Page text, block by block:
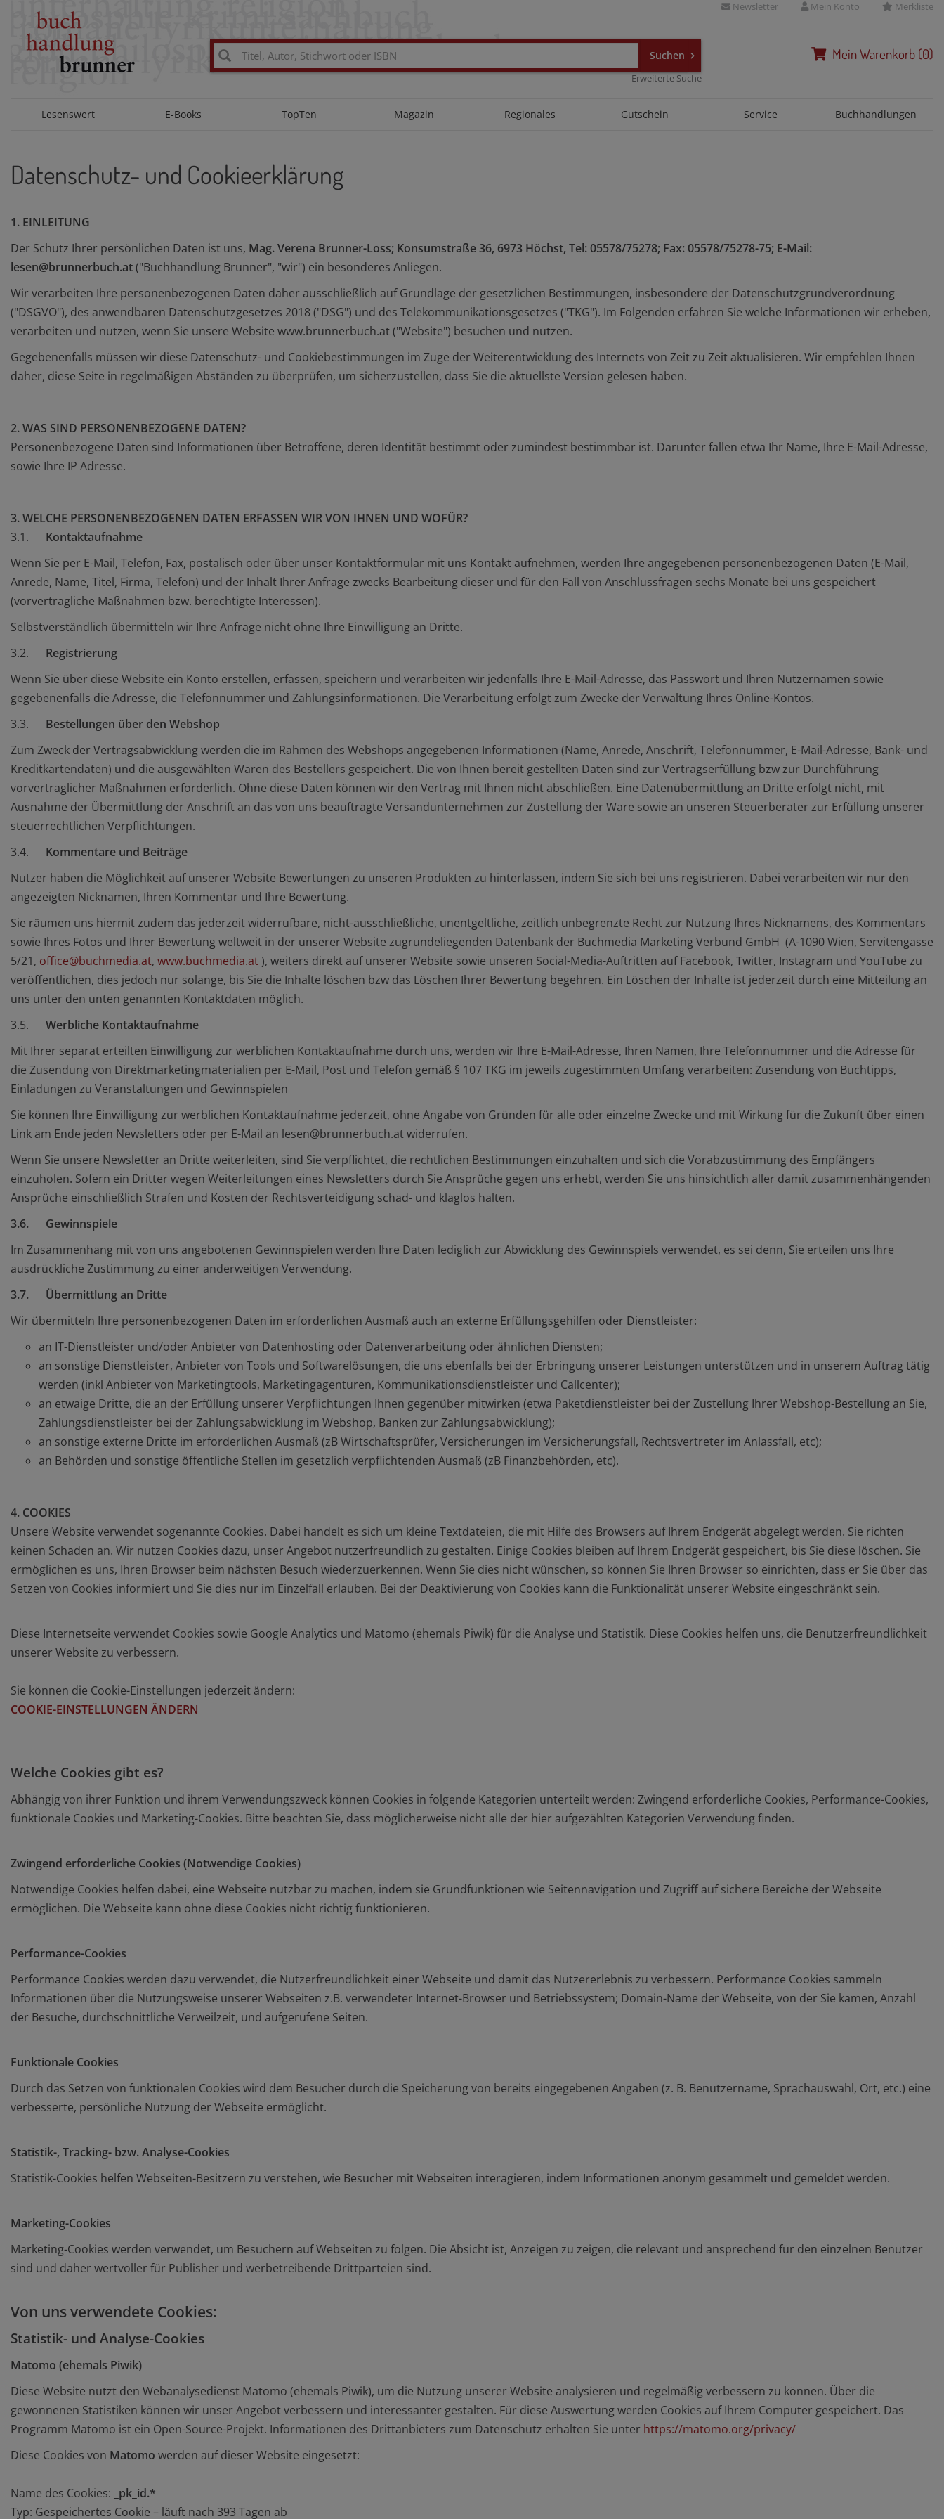
Newsletter Mein Konto Merkliste
Erweiterte Suche
MeinWarenkorb (0)
Lesenswert E-Books TopTen Magazin Regionales Gutschein Service Buchhandlungen
Datenschutz- und Cookieerklärung
1. EINLEITUNG
Der Schutz Ihrer persönlichen Daten ist uns, Mag. Verena Brunner-Loss; Konsumstraße 36, 6973 Höchst, Tel: 05578/75278; Fax: 05578/75278-75; E-Mail:
lesen@brunnerbuch.at("Buchhandlung Brunner", "wir") ein besonderes Anliegen.
Wir verarbeiten Ihre personenbezogenen Daten daher ausschließlich auf Grundlage der gesetzlichen Bestimmungen, insbesondere der Datenschutzgrundverordnung
("DSGVO"), des anwendbaren Datenschutzgesetzes 2018 ("DSG") und des Telekommunikationsgesetzes ("TKG"). Im Folgenden erfahren Sie welche Informationen wir erheben,
verarbeiten und nutzen, wenn Sie unsere Website www.brunnerbuch.at ("Website") besuchen und nutzen.
Gegebenenfalls müssen wir diese Datenschutz- und Cookiebestimmungen im Zuge der Weiterentwicklung des Internets von Zeit zu Zeit aktualisieren. Wir empfehlen Ihnen
daher, diese Seite in regelmäßigen Abständen zu überprüfen, um sicherzustellen, dass Sie die aktuellste Version gelesen haben.
2. WAS SIND PERSONENBEZOGENE DATEN?
Personenbezogene Daten sind Informationen über Betroffene, deren Identität bestimmt oder zumindest bestimmbar ist. Darunter fallen etwa Ihr Name, Ihre E-Mail-Adresse,
sowie Ihre IP Adresse.
3. WELCHE PERSONENBEZOGENEN DATEN ERFASSEN WIR VON IHNEN UND WOFÜR?
3.1. Kontaktaufnahme
Wenn Sie per E-Mail, Telefon, Fax, postalisch oder über unser Kontaktformular mit uns Kontakt aufnehmen, werden Ihre angegebenen personenbezogenen Daten (E-Mail,
Anrede, Name, Titel, Firma, Telefon) und der Inhalt Ihrer Anfrage zwecks Bearbeitung dieser und für den Fall von Anschlussfragen sechs Monate bei uns gespeichert
(vorvertragliche Maßnahmen bzw. berechtigte Interessen).
Selbstverständlich übermitteln wir Ihre Anfrage nicht ohne Ihre Einwilligung an Dritte.
3.2. Registrierung
Wenn Sie über diese Website ein Konto erstellen, erfassen, speichern und verarbeiten wir jedenfalls Ihre E-Mail-Adresse, das Passwort und Ihren Nutzernamen sowie
gegebenenfalls die Adresse, die Telefonnummer und Zahlungsinformationen. Die Verarbeitung erfolgt zum Zwecke der Verwaltung Ihres Online-Kontos.
3.3. Bestellungen über den Webshop
Zum Zweck der Vertragsabwicklung werden die im Rahmen des Webshops angegebenen Informationen (Name, Anrede, Anschrift, Telefonnummer, E-Mail-Adresse, Bank- und
Kreditkartendaten) und die ausgewählten Waren des Bestellers gespeichert. Die von Ihnen bereit gestellten Daten sind zur Vertragserfüllung bzw zur Durchführung
vorvertraglicher Maßnahmen erforderlich. Ohne diese Daten können wir den Vertrag mit Ihnen nicht abschließen. Eine Datenübermittlung an Dritte erfolgt nicht, mit
Ausnahme der Übermittlung der Anschrift an das von uns beauftragte Versandunternehmen zur Zustellung der Ware sowie an unseren Steuerberater zur Erfüllung unserer
steuerrechtlichen Verpflichtungen.
3.4. Kommentare und Beiträge
Nutzer haben die Möglichkeit auf unserer Website Bewertungen zu unseren Produkten zu hinterlassen, indem Sie sich bei uns registrieren. Dabei verarbeiten wir nur den
angezeigten Nicknamen, Ihren Kommentar und Ihre Bewertung.
Sie räumen uns hiermit zudem das jederzeit widerrufbare, nicht-ausschließliche, unentgeltliche, zeitlich unbegrenzte Recht zur Nutzung Ihres Nicknamens, des Kommentars
sowie Ihres Fotos und Ihrer Bewertung weltweit in der unserer Website zugrundeliegenden Datenbank der Buchmedia Marketing Verbund GmbH (A-1090 Wien, Servitengasse
5/21, office@buchmedia.at, www.buchmedia.at ), weiters direkt auf unserer Website sowie unseren Social-Media-Auftritten auf Facebook, Twitter, Instagram und YouTube zu
veröffentlichen, dies jedoch nur solange, bis Sie die Inhalte löschen bzw das Löschen Ihrer Bewertung begehren. Ein Löschen der Inhalte ist jederzeit durch eine Mitteilung an
uns unter den unten genannten Kontaktdaten möglich.
3.5. Werbliche Kontaktaufnahme
Mit Ihrer separat erteilten Einwilligung zur werblichen Kontaktaufnahme durch uns, werden wir Ihre E-Mail-Adresse, Ihren Namen, Ihre Telefonnummer und die Adresse für
die Zusendung von Direktmarketingmaterialien per E-Mail, Post und Telefon gemäß § 107 TKG im jeweils zugestimmten Umfang verarbeiten: Zusendung von Buchtipps,
Einladungen zu Veranstaltungen und Gewinnspielen
Sie können Ihre Einwilligung zur werblichen Kontaktaufnahme jederzeit, ohne Angabe von Gründen für alle oder einzelne Zwecke und mit Wirkung für die Zukunft über einen
Link am Ende jeden Newsletters oder per E-Mail an lesen@brunnerbuch.at widerrufen.
Wenn Sie unsere Newsletter an Dritte weiterleiten, sind Sie verpflichtet, die rechtlichen Bestimmungen einzuhalten und sich die Vorabzustimmung des Empfängers
einzuholen. Sofern ein Dritter wegen Weiterleitungen eines Newsletters durch Sie Ansprüche gegen uns erhebt, werden Sie uns hinsichtlich aller damit zusammenhängenden
Ansprüche einschließlich Strafen und Kosten der Rechtsverteidigung schad- und klaglos halten.
3.6. Gewinnspiele
Im Zusammenhang mit von uns angebotenen Gewinnspielen werden Ihre Daten lediglich zur Abwicklung des Gewinnspiels verwendet, es sei denn, Sie erteilen uns Ihre
ausdrückliche Zustimmung zu einer anderweitigen Verwendung.
3.7. Übermittlung an Dritte
Wir übermitteln Ihre personenbezogenen Daten im erforderlichen Ausmaß auch an externe Erfüllungsgehilfen oder Dienstleister:
an IT-Dienstleister und/oder Anbieter von Datenhosting oder Datenverarbeitung oder ähnlichen Diensten;
an sonstige Dienstleister, Anbieter von Tools und Softwarelösungen, die uns ebenfalls bei der Erbringung unserer Leistungen unterstützen und in unserem Auftrag tätig
werden (inkl Anbieter von Marketingtools, Marketingagenturen, Kommunikationsdienstleister und Callcenter);
an etwaige Dritte, die an der Erfüllung unserer Verpflichtungen Ihnen gegenüber mitwirken (etwa Paketdienstleister bei der Zustellung Ihrer Webshop-Bestellung an Sie,
Zahlungsdienstleister bei der Zahlungsabwicklung im Webshop, Banken zur Zahlungsabwicklung);
an sonstige externe Dritte im erforderlichen Ausmaß (zB Wirtschaftsprüfer, Versicherungen im Versicherungsfall, Rechtsvertreter im Anlassfall, etc);
an Behörden und sonstige öffentliche Stellen im gesetzlich verpflichtenden Ausmaß (zB Finanzbehörden, etc).
4. COOKIES
Unsere Website verwendet sogenannte Cookies. Dabei handelt es sich um kleine Textdateien, die mit Hilfe des Browsers auf Ihrem Endgerät abgelegt werden. Sie richten
keinen Schaden an. Wir nutzen Cookies dazu, unser Angebot nutzerfreundlich zu gestalten. Einige Cookies bleiben auf Ihrem Endgerät gespeichert, bis Sie diese löschen. Sie
ermöglichen es uns, Ihren Browser beim nächsten Besuch wiederzuerkennen. Wenn Sie dies nicht wünschen, so können Sie Ihren Browser so einrichten, dass er Sie über das
Setzen von Cookies informiert und Sie dies nur im Einzelfall erlauben. Bei der Deaktivierung von Cookies kann die Funktionalität unserer Website eingeschränkt sein.
Diese Internetseite verwendet Cookies sowie Google Analytics und Matomo (ehemals Piwik) für die Analyse und Statistik. Diese Cookies helfen uns, die Benutzerfreundlichkeit
unserer Website zu verbessern.
Sie können die Cookie-Einstellungen jederzeit ändern:
COOKIE-EINSTELLUNGEN ÄNDERN
Welche Cookies gibt es?
Abhängig von ihrer Funktion und ihrem Verwendungszweck können Cookies in folgende Kategorien unterteilt werden: Zwingend erforderliche Cookies, Performance-Cookies,
funktionale Cookies und Marketing-Cookies. Bitte beachten Sie, dass möglicherweise nicht alle der hier aufgezählten Kategorien Verwendung finden.
Zwingend erforderliche Cookies (Notwendige Cookies)
Notwendige Cookies helfen dabei, eine Webseite nutzbar zu machen, indem sie Grundfunktionen wie Seitennavigation und Zugriff auf sichere Bereiche der Webseite
ermöglichen. Die Webseite kann ohne diese Cookies nicht richtig funktionieren.
Performance-Cookies
Performance Cookies werden dazu verwendet, die Nutzerfreundlichkeit einer Webseite und damit das Nutzererlebnis zu verbessern. Performance Cookies sammeln
Informationen über die Nutzungsweise unserer Webseiten z.B. verwendeter Internet-Browser und Betriebssystem; Domain-Name der Webseite, von der Sie kamen, Anzahl
der Besuche, durchschnittliche Verweilzeit, und aufgerufene Seiten.
Funktionale Cookies
Durch das Setzen von funktionalen Cookies wird dem Besucher durch die Speicherung von bereits eingegebenen Angaben (z. B. Benutzername, Sprachauswahl, Ort, etc.) eine
verbesserte, persönliche Nutzung der Webseite ermöglicht.
Statistik-, Tracking- bzw. Analyse-Cookies
Statistik-Cookies helfen Webseiten-Besitzern zu verstehen, wie Besucher mit Webseiten interagieren, indem Informationen anonym gesammelt und gemeldet werden.
Marketing-Cookies
Marketing-Cookies werden verwendet, um Besuchern auf Webseiten zu folgen. Die Absicht ist, Anzeigen zu zeigen, die relevant und ansprechend für den einzelnen Benutzer
sind und daher wertvoller für Publisher und werbetreibende Drittparteien sind.
Von uns verwendete Cookies:
Statistik- und Analyse-Cookies
Matomo (ehemals Piwik)
Diese Website nutzt den Webanalysedienst Matomo (ehemals Piwik), um die Nutzung unserer Website analysieren und regelmäßig verbessern zu können. Über die
gewonnenen Statistiken können wir unser Angebot verbessern und interessanter gestalten. Für diese Auswertung werden Cookies auf Ihrem Computer gespeichert. Das
Programm Matomo ist ein Open-Source-Projekt. Informationen des Drittanbieters zum Datenschutz erhalten Sie unter https://matomo.org/privacy/
Diese Cookies von Matomo werden auf dieser Website eingesetzt:
Name des Cookies: _pk_id.*
Typ: Gespeichertes Cookie – läuft nach 393 Tagen ab